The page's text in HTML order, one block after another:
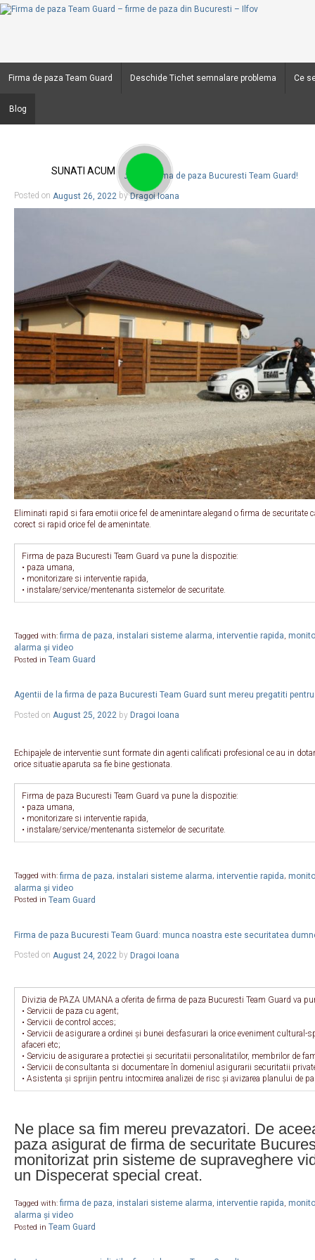
Firma de paza Team Guard Deschide Tichet semnalare problema Ce
Blog
Lasa-te pe mana specialistilor de la firma de paza Bucuresti Team Guard!
Posted on August 26, 2022 byDragoi Ioana
Eliminati rapid si fara emotii orice fel de amenintare alegand o firma de securitate
corect si rapid orice fel de amenintate.
Firma de paza Bucuresti Team Guard va pune la dispozitie:
• paza umana,
• monitorizare si interventie rapida,
• instalare/service/mentenanta sistemelor de securitate.
Tagged with: firma de paza, instalari sisteme alarma, interventie rapida,
alarma și video
Posted in Team Guard
Agentii de la firma de paza Bucuresti Team Guard sunt mereu pregatiti
Posted on August 25, 2022 by Dragoi Ioana
Echipajele de interventie sunt formate din agenti calificati profesional ce au in
orice situatie aparuta sa fie bine gestionata.
Firma de paza Bucuresti Team Guard va pune la dispozitie:
• paza umana,
• monitorizare si interventie rapida,
• instalare/service/mentenanta sistemelor de securitate.
Tagged with: firma de paza, instalari sisteme alarma, interventie rapida,
alarma și video
Posted in Team Guard
Firma de paza Bucuresti Team Guard: munca noastra este securitatea
Posted on August 24, 2022 by Dragoi Ioana
Divizia de PAZA UMANA a oferita de firma de paza Bucuresti Team Guard va
• Servicii de paza cu agent;
• Servicii de control acces;
• Servicii de asigurare a ordinei și bunei desfasurari la orice eveniment cultural-
afaceri etc;
• Serviciu de asigurare a protectiei și securitatii personalitatilor, membrilor de
• Servicii de consultanta si documentare în domeniul asigurarii securitatii
• Asistenta și sprijin pentru intocmirea analizei de risc și avizarea planului de
Ne place sa fim mereu prevazatori. De
paza asigurat de firma de securitate
monitorizat prin sisteme de supraveghere
un Dispecerat special creat.
Tagged with: firma de paza, instalari sisteme alarma, interventie rapida,
alarma și video
Posted in Team Guard
SUNATI ACUM